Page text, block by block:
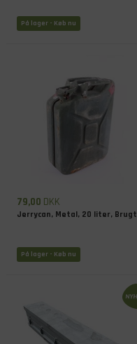
På lager - Køb nu
79,00 DKK
Jerrycan, Metal, 20 liter, Brugt
På lager - Køb nu